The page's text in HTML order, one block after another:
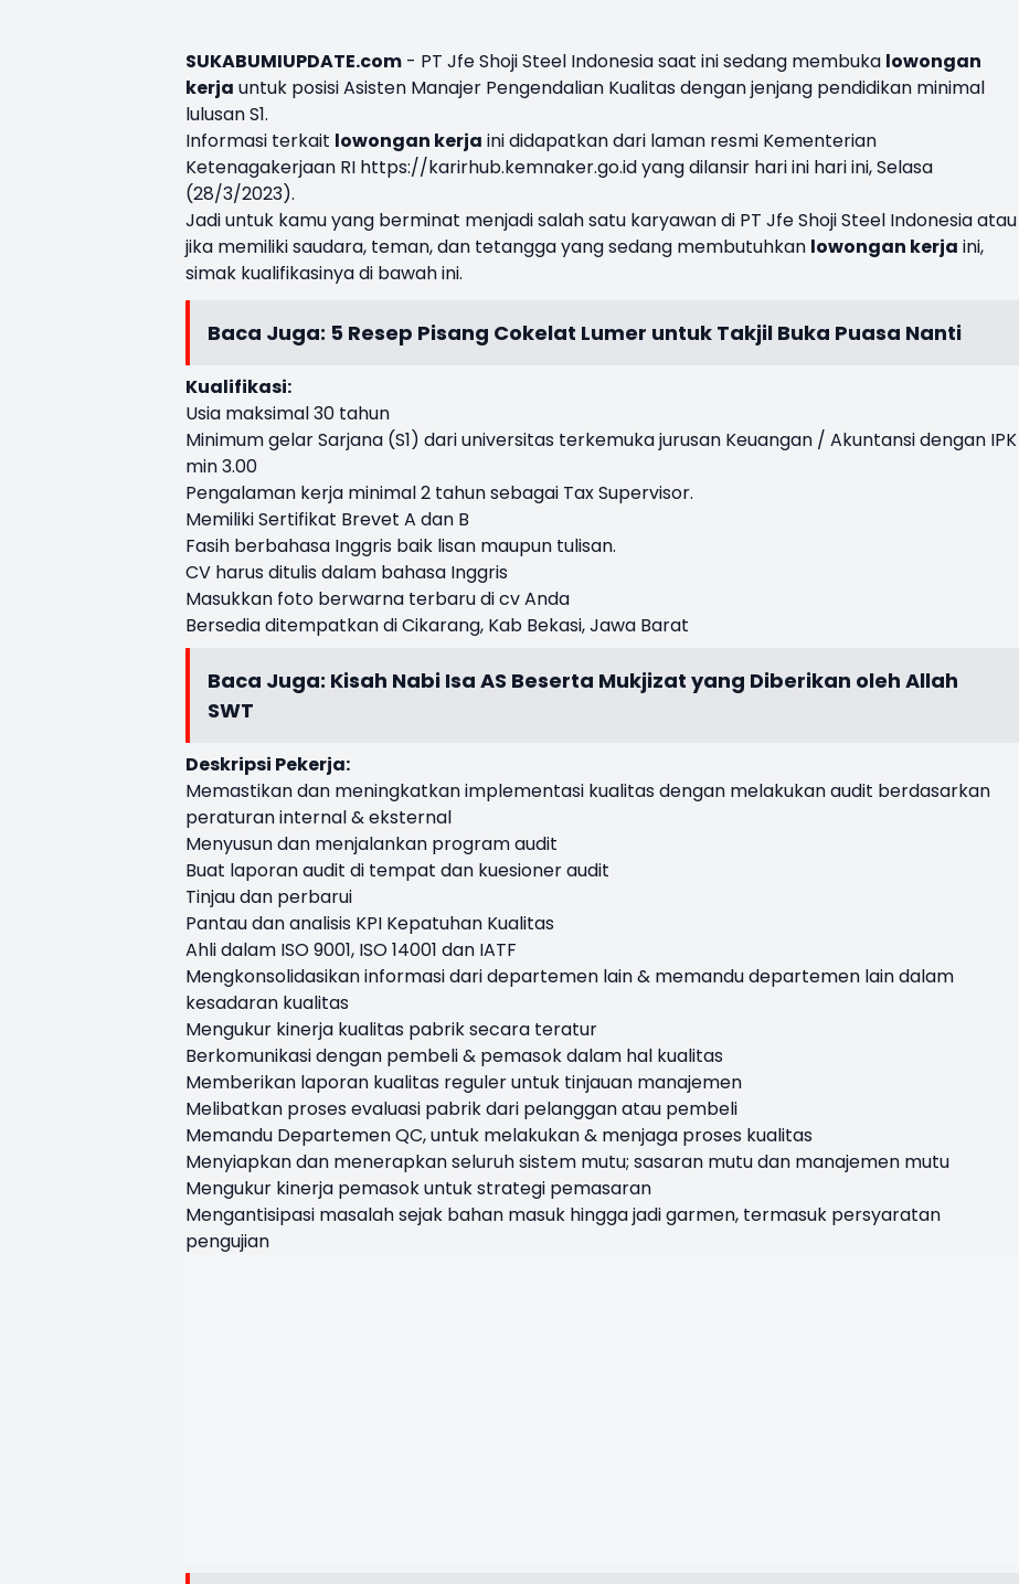
SUKABUMIUPDATE.com - PT Jfe Shoji Steel Indonesia saat ini sedang membuka lowongan
kerja untuk posisi Asisten Manajer Pengendalian Kualitas dengan jenjang pendidikan minimal
lulusan S1.
Informasi terkait lowongan kerja ini didapatkan dari laman resmi Kementerian
Ketenagakerjaan RI https://karirhub.kemnaker.go.id yang dilansir hari ini hari ini, Selasa
(28/3/2023).
Jadi untuk kamu yang berminat menjadi salah satu karyawan di PT Jfe Shoji Steel Indonesia atau
jika memiliki saudara, teman, dan tetangga yang sedang membutuhkan lowongan kerja ini,
simak kualifikasinya di bawah ini.
Baca Juga: 5 Resep Pisang Cokelat Lumer untuk Takjil Buka Puasa Nanti
Kualifikasi:
Usia maksimal 30 tahun
Minimum gelar Sarjana (S1) dari universitas terkemuka jurusan Keuangan / Akuntansi dengan IPK
min 3.00
Pengalaman kerja minimal 2 tahun sebagai Tax Supervisor.
Memiliki Sertifikat Brevet A dan B
Fasih berbahasa Inggris baik lisan maupun tulisan.
CV harus ditulis dalam bahasa Inggris
Masukkan foto berwarna terbaru di cv Anda
Bersedia ditempatkan di Cikarang, Kab Bekasi, Jawa Barat
Baca Juga: Kisah Nabi Isa AS Beserta Mukjizat yang Diberikan oleh Allah
SWT
Deskripsi Pekerja:
Memastikan dan meningkatkan implementasi kualitas dengan melakukan audit berdasarkan
peraturan internal & eksternal
Menyusun dan menjalankan program audit
Buat laporan audit di tempat dan kuesioner audit
Tinjau dan perbarui
Pantau dan analisis KPI Kepatuhan Kualitas
Ahli dalam ISO 9001, ISO 14001 dan IATF
Mengkonsolidasikan informasi dari departemen lain & memandu departemen lain dalam
kesadaran kualitas
Mengukur kinerja kualitas pabrik secara teratur
Berkomunikasi dengan pembeli & pemasok dalam hal kualitas
Memberikan laporan kualitas reguler untuk tinjauan manajemen
Melibatkan proses evaluasi pabrik dari pelanggan atau pembeli
Memandu Departemen QC, untuk melakukan & menjaga proses kualitas
Menyiapkan dan menerapkan seluruh sistem mutu; sasaran mutu dan manajemen mutu
Mengukur kinerja pemasok untuk strategi pemasaran
Mengantisipasi masalah sejak bahan masuk hingga jadi garmen, termasuk persyaratan
pengujian